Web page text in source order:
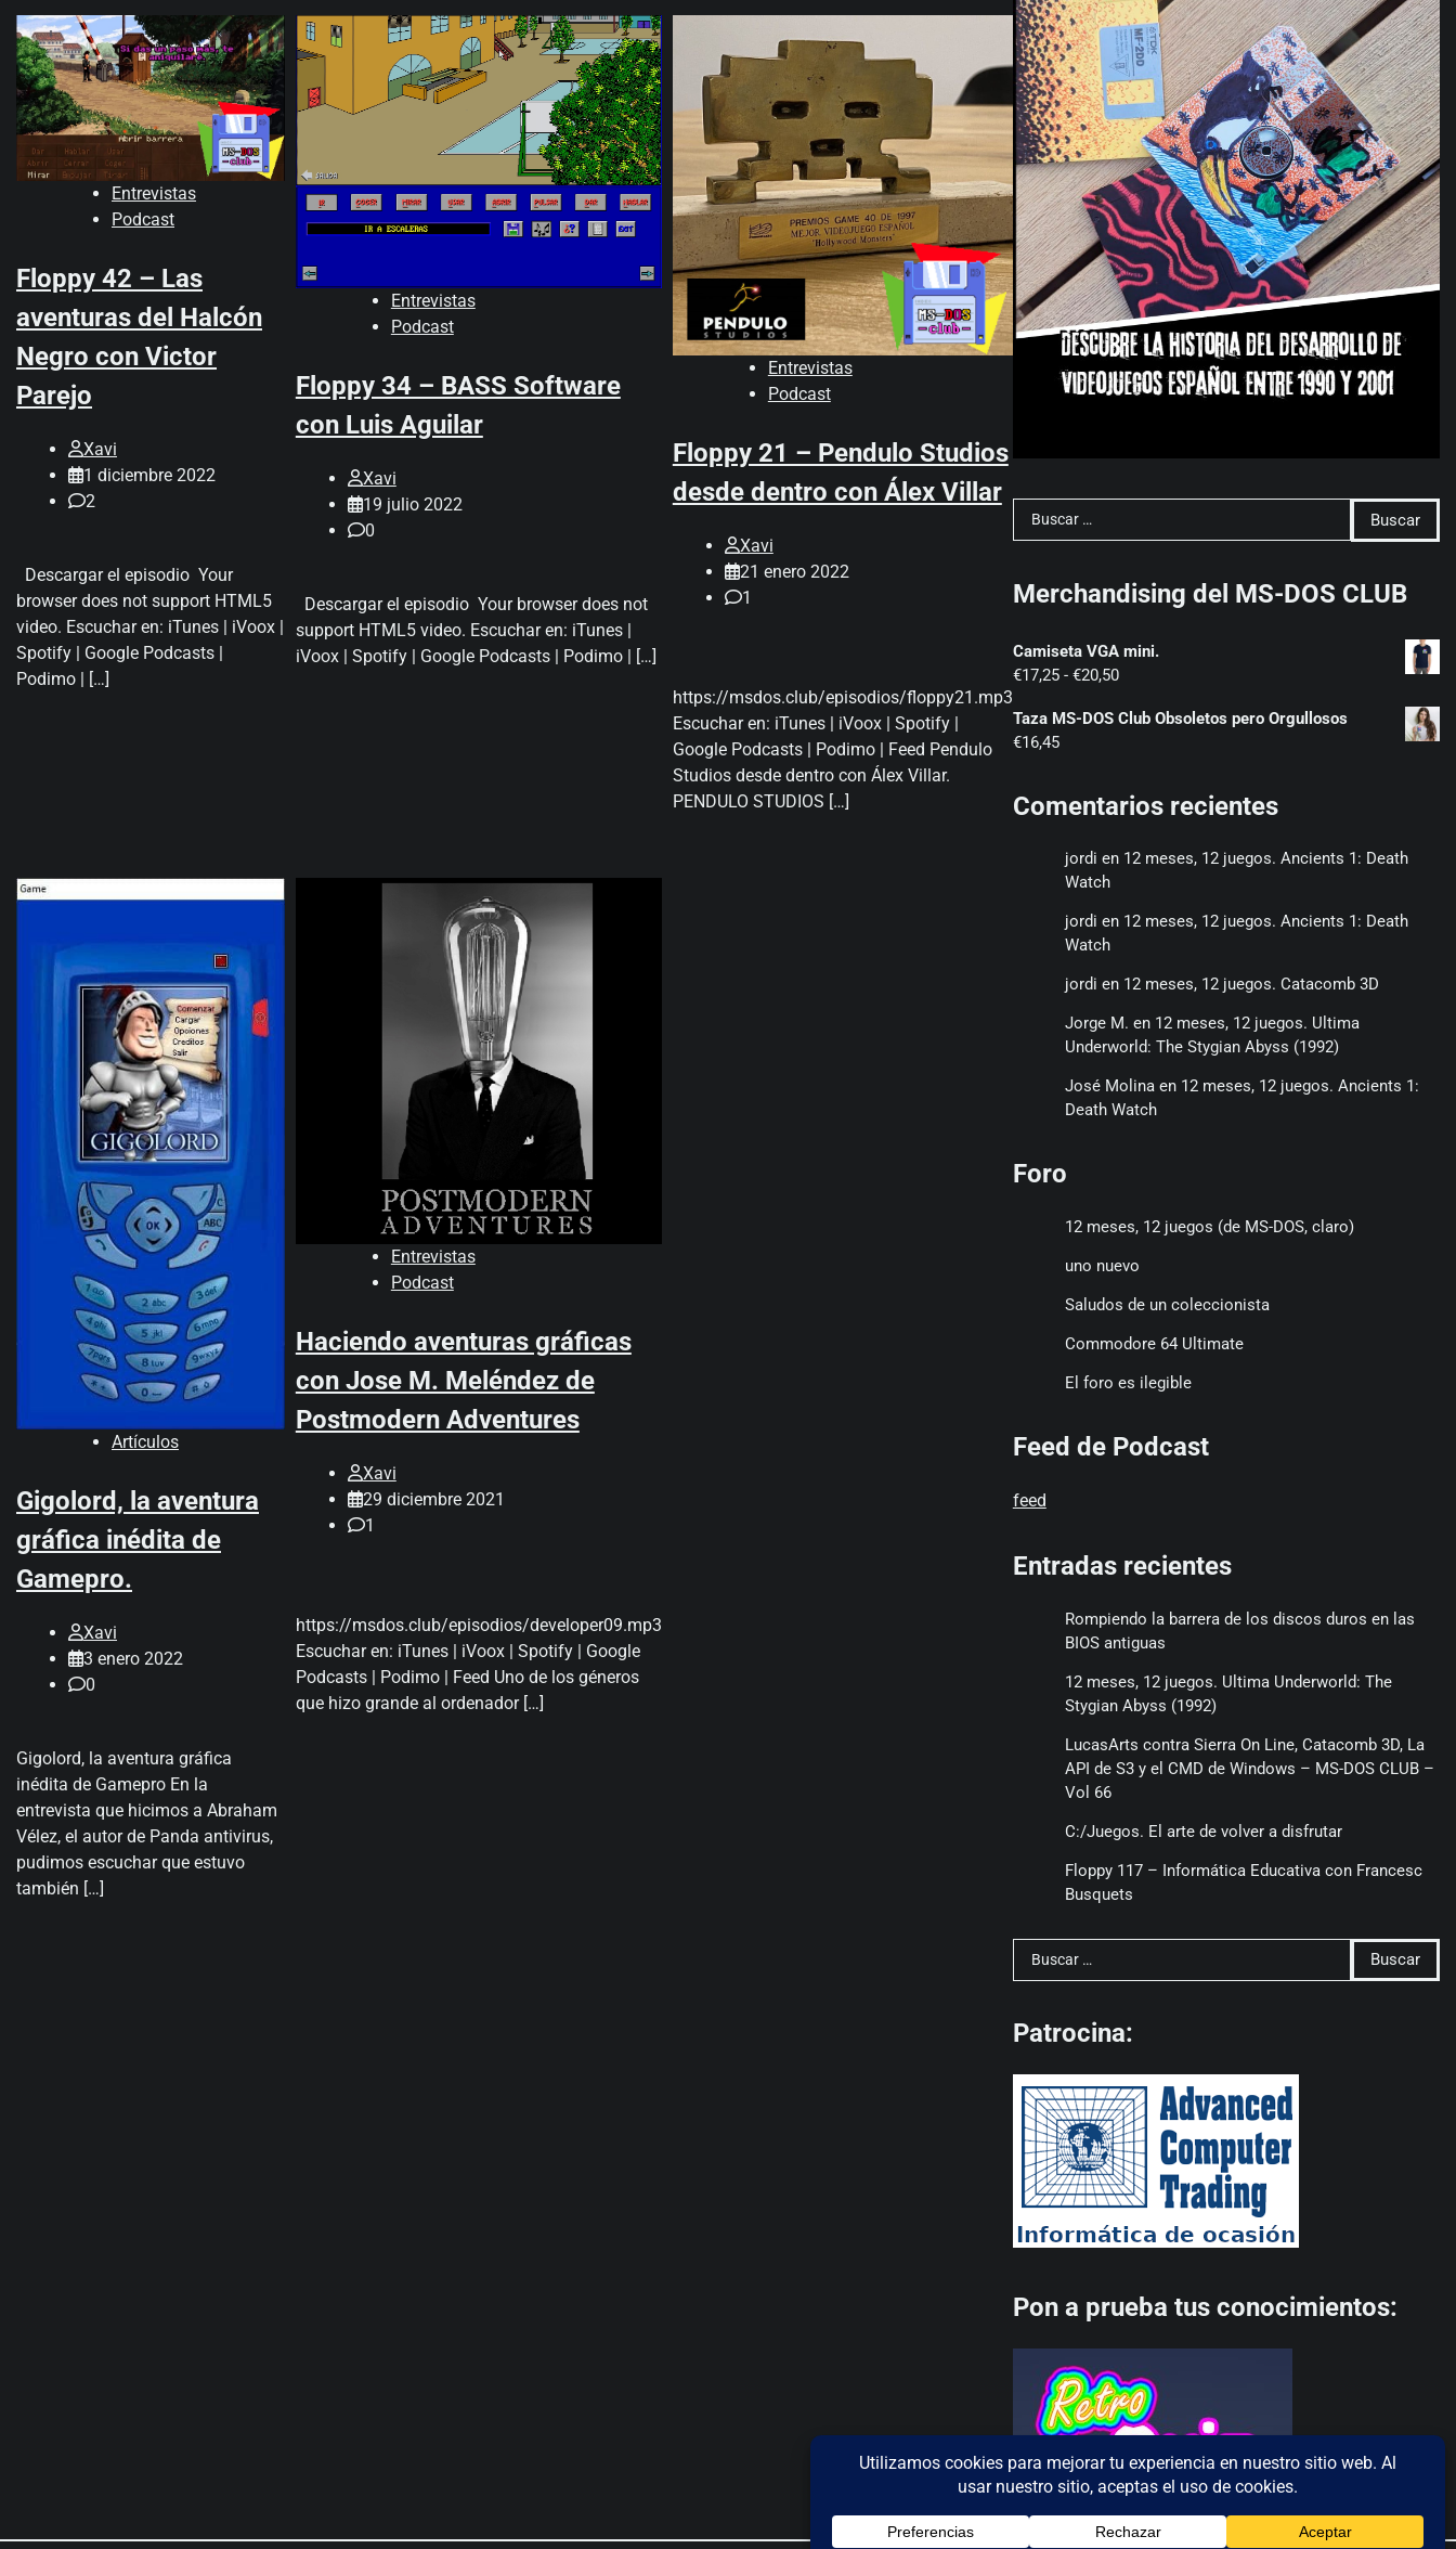
Entrevistas
Podcast
Floppy 42 – Las
aventuras del Halcón
Negro con Victor
Parejo
Xavi
1 diciembre 2022
2
Descargar el episodio Your
browser does not support HTML5
video. Escuchar en: iTunes | iVoox |
Spotify | Google Podcasts |
Podimo | […]
Entrevistas
Podcast
Floppy 34 – BASS Software
con Luis Aguilar
Xavi
19 julio 2022
0
Descargar el episodio Your browser does not
support HTML5 video. Escuchar en: iTunes |
iVoox | Spotify | Google Podcasts | Podimo | […]
Entrevistas
Podcast
Floppy 21 – Pendulo Studios
desde dentro con Álex Villar
Xavi
21 enero 2022
1
https://msdos.club/episodios/floppy21 .mp3
Escuchar en: iTunes | iVoox | Spotify |
Google Podcasts | Podimo | Feed Pendulo
Studios desde dentro con Álex Villar.
PENDULO STUDIOS […]
Artículos
Gigolord, la aventura
gráfica inédita de
Gamepro.
Xavi
3 enero 2022
0
Gigolord, la aventura gráfica
inédita de Gamepro En la
entrevista que hicimos a Abraham
Vélez, el autor de Panda antivirus,
pudimos escuchar que estuvo
también […]
Entrevistas
Podcast
Haciendo aventuras gráficas
con Jose M. Meléndez de
Postmodern Adventures
Xavi
29 diciembre 2021
1
https://msdos.club/episodios/developer09 .mp3
Escuchar en: iTunes | iVoox | Spotify | Google
Podcasts | Podimo | Feed Uno de los géneros
que hizo grande al ordenador […]
Buscar:
Merchandising del MS-DOS CLUB
Camiseta VGA mini.
€17,25 - €20,50Rango
precios:
hasta
€20,50
Taza MS-DOS Club Obsoletos pero Orgullosos
€16,45
Comentarios recientes
jordi en 12 meses, 12 juegos. Ancients 1: Death
Watch
jordi en 12 meses, 12 juegos. Ancients 1: Death
Watch
jordi en 12 meses, 12 juegos. Catacomb 3D
Jorge M. en 12 meses, 12 juegos. Ultima
Underworld: The Stygian Abyss (1992)
José Molinaen 12 meses, 12 juegos. Ancients 1:
Death Watch
Foro
12 meses, 12 juegos (de MS-DOS, claro)
uno nuevo
Saludos de un coleccionista
Commodore 64 Ultimate
El foro es ilegible
Feed de Podcast
feed
Entradas recientes
Rompiendo la barrera de los discos duros en las
BIOS antiguas
12 meses, 12 juegos. Ultima Underworld: The
Stygian Abyss (1992)
LucasArts contra Sierra On Line, Catacomb 3D, La
API de S3 y el CMD de Windows – MS-DOS CLUB –
Vol 66
C:/Juegos. El arte de volver a disfrutar
Floppy 117 – Informática Educativa con Francesc
Busquets
Buscar:
Patrocina:
Pon a prueba tus conocimientos: